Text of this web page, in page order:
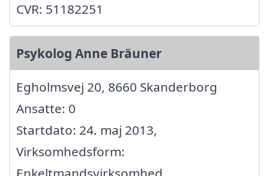
CVR: 51182251
Psykolog Anne Bräuner
Egholmsvej 20, 8660 Skanderborg
Ansatte: 0
Startdato: 24. maj 2013,
Virksomhedsform: